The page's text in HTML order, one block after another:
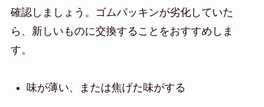
確認しましょう。ゴムパッキンが劣化していた
ら、新しいものに交換することをおすすめしま
す。
味が薄い、または焦げた味がする